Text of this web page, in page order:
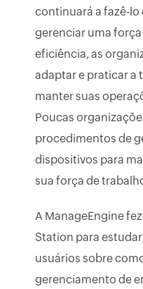
continuará a fazê-lo
gerenciar uma
eficiência, as
adaptar e praticar a
manter suas
Poucas
procedimentos de
dispositivos para
sua força de
A ManageEngine
Station para
usuários sobre
gerenciamento de